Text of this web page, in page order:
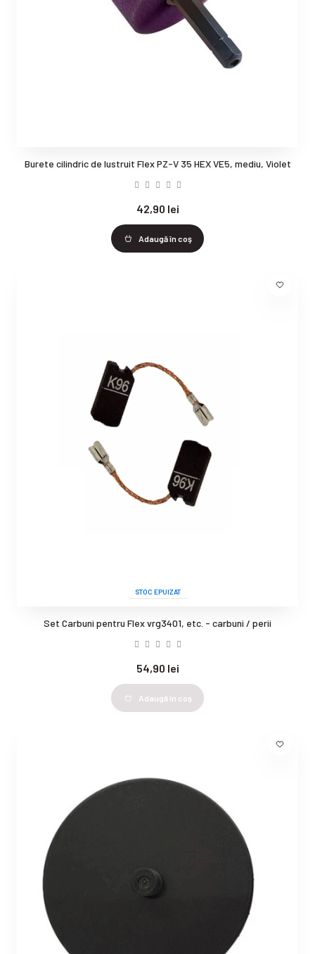
Burete cilindric de lustruit Flex PZ-V 35 HEX VE5, mediu, Violet
42,90 lei
Adaugă în coş
STOC EPUIZAT
Set Carbuni pentru Flex vrg3401, etc. - carbuni / perii
54,90 lei
Adaugă în coş